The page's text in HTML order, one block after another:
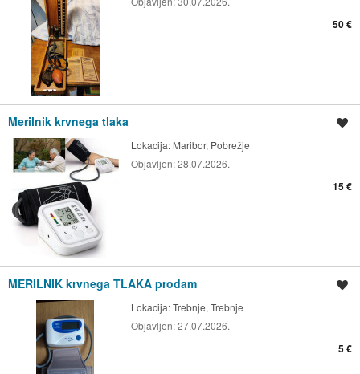
50 €
Merilnik krvnega tlaka
Lokacija: Maribor, Pobrežje
Objavljen:28.07.2026.
15 €
MERILNIK krvnega TLAKA prodam
Lokacija:Trebnje, Trebnje
Objavljen:27.07.2026.
5 €